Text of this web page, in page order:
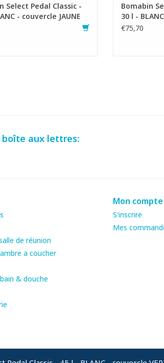
Select Pedal Classic -
- couvercle JAUNE
Bomabin
30 l -
€75,70
boîte aux lettres:
de réunion
a coucher
& douche
Mon compte
S'inscrire
Mes